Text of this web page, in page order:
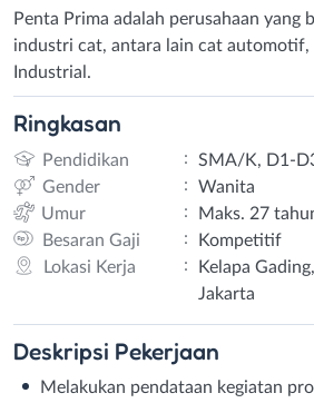
Penta Prima adalah perusahaan yang
industri cat, antara lain cat automotif,
Industrial.
Ringkasan
Pendidikan :
SMA/K, D1-
Gender
:
Wanita
Umur
:
Maks. 27
Besaran Gaji
:
Kompetitif
Lokasi Kerja
:
Kelapa
Jakarta
Deskripsi Pekerjaan
Melakukan pendataan kegiatan